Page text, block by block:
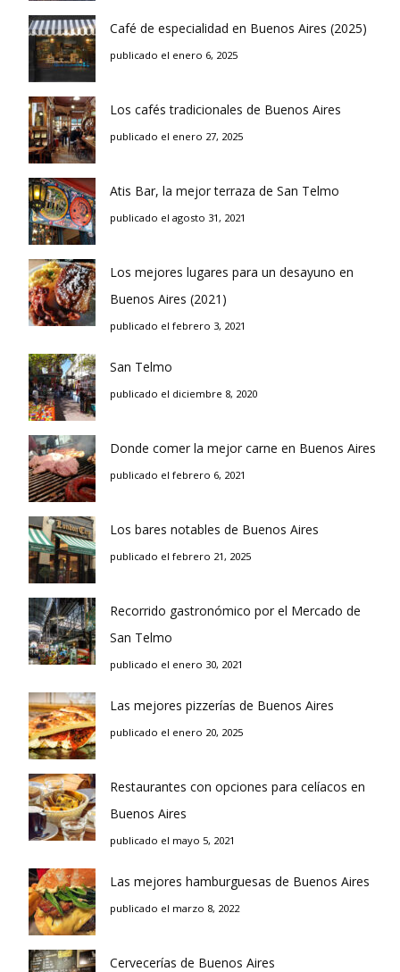
Café de especialidad en Buenos Aires (2025)
publicado el enero 6, 2025
Los cafés tradicionales de Buenos Aires
publicado el enero 27, 2025
Atis Bar, la mejor terraza de San Telmo
publicado el agosto 31, 2021
Los mejores lugares para un desayuno en
Buenos Aires (2021)
publicado el febrero 3, 2021
San Telmo
publicado el diciembre 8, 2020
Donde comer la mejor carne en Buenos Aires
publicado el febrero 6, 2021
Los bares notables de Buenos Aires
publicado el febrero 21, 2025
Recorrido gastronómico por el Mercado de
San Telmo
publicado el enero 30, 2021
Las mejores pizzerías de Buenos Aires
publicado el enero 20, 2025
Restaurantes con opciones para celíacos en
Buenos Aires
publicado el mayo 5, 2021
Las mejores hamburguesas de Buenos Aires
publicado el marzo 8, 2022
Cervecerías de Buenos Aires